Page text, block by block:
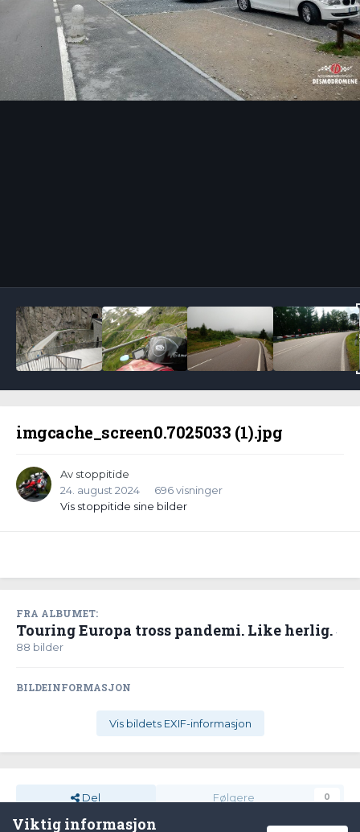
imgcache_screen0.7025033 (1).jpg
Av stoppitide
24. august 2024
696 visninger
Vis stoppitide sine bilder
FRA ALBUMET:
Touring Europa tross pandemi. Like herlig. ·
88 bilder
BILDEINFORMASJON
Vis bildets EXIF-informasjon
Del Følgere 0
Viktig informasjon